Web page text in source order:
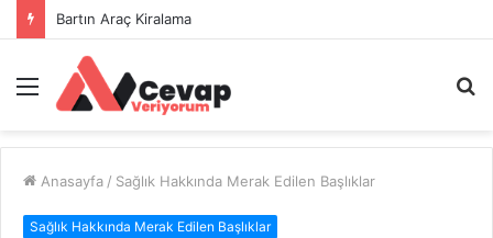
Bartın Araç Kiralama
Menü
...
Anasayfa / Sağlık Hakkında Merak Edilen Başlıklar
Sağlık Hakkında Merak Edilen Başlıklar